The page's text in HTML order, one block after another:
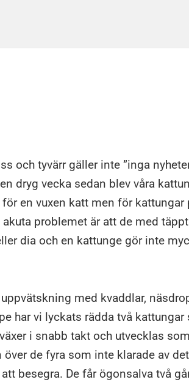
och tyvärr gäller inte ”inga
dryg vecka sedan blev våra
en vuxen katt men för kattungar
problemet är att de med
dia och en kattunge gör inte
med kvaddlar,
har vi lyckats rädda två kattungar
i snabb takt och utvecklas
de fyra som inte klarade av
besegra. De får ögonsalva två